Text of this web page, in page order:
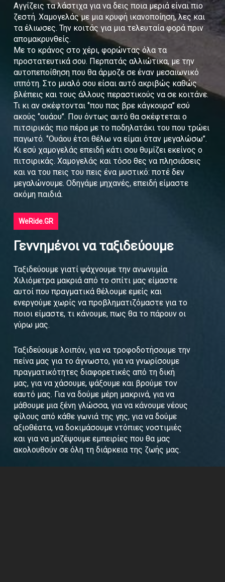
Αγγίζεις τα λάστιχα για να δεις ποια μεριά είναι πιο
ζεστή. Χαμογελάς με μια κρυφή ικανοποίηση, λες και
τα έλιωσες. Την κοιτάς για μια τελευταία φορά πριν
απομακρυνθείς.
Με το κράνος στο χέρι, φορώντας όλα τα
προστατευτικά σου. Περπατάς αλλιώτικα, με την
αυτοπεποίθηση που θα άρμοζε σε έναν μεσαιωνικό
ιππότη. Στο μυαλό σου είσαι αυτό ακριβώς καθώς
βλέπεις και τους άλλους περαστικούς να σε κοιτάνε.
Τι κι αν σκέφτονται ‘’που πας βρε κάγκουρα’’ εσύ
ακούς ‘’ουάου’’. Που όντως αυτό θα σκέφτεται ο
πιτσιρικάς πιο πέρα με το ποδηλατάκι του που τρώει
παγωτό. ‘’Ουάου έτσι θέλω να είμαι όταν μεγαλώσω’’.
Κι εσύ χαμογελάς επειδή κάτι σου θυμίζει εκείνος ο
πιτσιρικάς. Χαμογελάς και τόσο θες να πλησιάσεις
και να του πεις του πεις ένα μυστικό: ποτέ δεν
μεγαλώνουμε. Οδηγάμε μηχανές, επειδή είμαστε
ακόμη παιδιά.
WeRide.GR
Γεννημένοι να ταξιδεύουμε
Ταξιδεύουμε γιατί ψάχνουμε την ανωνυμία.
Χιλιόμετρα μακριά από το σπίτι μας είμαστε
αυτοί που πραγματικά θέλουμε εμείς και
ενεργούμε χωρίς να προβληματιζόμαστε για το
ποιοι είμαστε, τι κάνουμε, πως θα το πάρουν οι
γύρω μας.
Ταξιδεύουμε λοιπόν, για να τροφοδοτήσουμε την
πείνα μας για το άγνωστο, για να γνωρίσουμε
πραγματικότητες διαφορετικές από τη δική
μας, για να χάσουμε, ψάξουμε και βρούμε τον
εαυτό μας. Για να δούμε μέρη μακρινά, για να
μάθουμε μια ξένη γλώσσα, για να κάνουμε νέους
φίλους από κάθε γωνιά της γης, για να δούμε
αξιοθέατα, να δοκιμάσουμε ντόπιες νοστιμιές
και για να μαζέψουμε εμπειρίες που θα μας
ακολουθούν σε όλη τη διάρκεια της ζωής μας.